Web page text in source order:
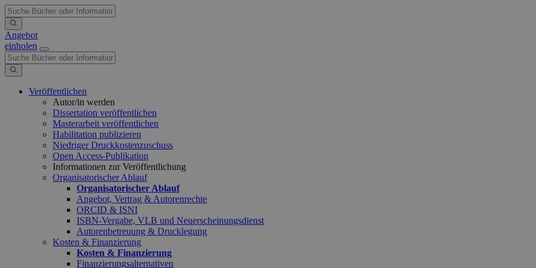
Angebot
einholen
Veröffentlichen
Autor/in werden
Dissertation veröffentlichen
Masterarbeit veröffentlichen
Habilitation publizieren
Niedriger Druckkostenzuschuss
Open Access-Publikation
Informationen zur Veröffentlichung
Organisatorischer Ablauf
Organisatorischer Ablauf
Angebot, Vertrag & Autorenrechte
ORCID & ISNI
ISBN-Vergabe, VLB und Neuerscheinungsdienst
Autorenbetreuung & Drucklegung
Kosten & Finanzierung
Kosten & Finanzierung
Finanzierungsalternativen